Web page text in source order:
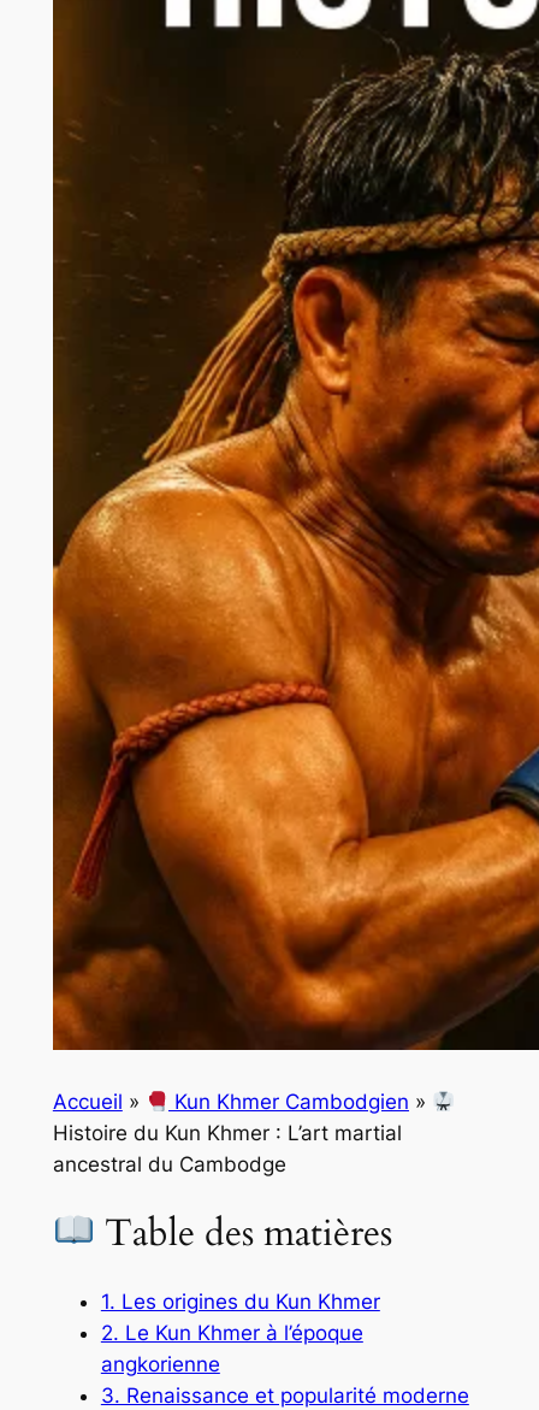
Accueil » Kun Khmer Cambodgien »
Histoire du Kun Khmer : L’art martial
ancestral du Cambodge
Table des matières
1. Les origines du Kun Khmer
2. Le Kun Khmer à l’époque
angkorienne
3. Renaissance et popularité moderne